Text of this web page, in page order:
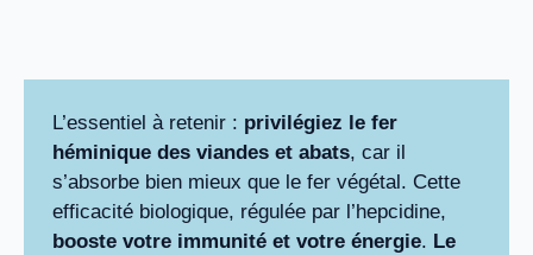
L’essentiel à retenir : privilégiez le fer
héminique des viandes et abats, car il
s’absorbe bien mieux que le fer végétal. Cette
efficacité biologique, régulée par l’hepcidine,
booste votre immunité et votre énergie. Le